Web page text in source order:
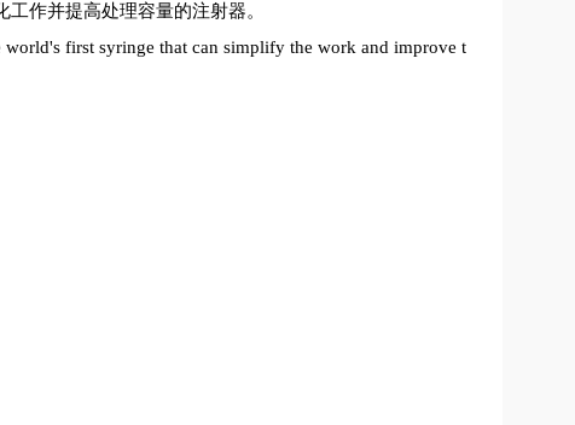
工作并提高处理容量的注射器。
world's first syringe that can simplify the work and improve t